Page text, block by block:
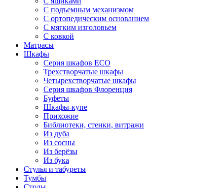
С подъемным механизмом
С ортопедическим основанием
С мягким изголовьем
С ковкой
Матрасы
Шкафы
Серия шкафов ECO
Трехстворчатые шкафы
Четырехстворчатые шкафы
Серия шкафов Флоренция
Буфеты
Шкафы-купе
Прихожие
Библиотеки, стенки, витражи
Из дуба
Из сосны
Из берёзы
Из бука
Стулья и табуреты
Тумбы